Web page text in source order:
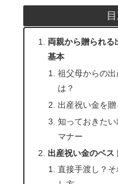
両親から贈られる
基本
祖父母からの
は？
出産祝い金を
知っておきた
マナー
出産祝い金のベス
直接手渡し？